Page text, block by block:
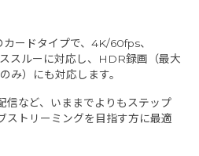
ードタイプで、4K/60fps、
ルーに対応し、HDR録画（最大
）にも対応します。
信など、いままでよりもステップ
ストリーミングを目指す方に最適